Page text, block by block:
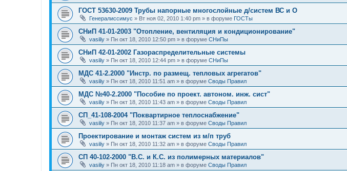
ГОСТ 53630-2009 Трубы напорные многослойные д/систем ВС и О
Генералиссимус » Вт ноя 02, 2010 1:40 pm » в форуме ГОСТы
СНиП 41-01-2003 "Отопление, вентиляция и кондиционирование"
vasiliy » Пн окт 18, 2010 12:50 pm » в форуме СНиПы
СНиП 42-01-2002 Газораспределительные системы
vasiliy » Пн окт 18, 2010 12:44 pm » в форуме СНиПы
МДС 41-2.2000 "Инстр. по размещ. тепловых агрегатов"
vasiliy » Пн окт 18, 2010 11:51 am » в форуме Своды Правил
МДС №40-2.2000 "Пособие по проект. автоном. инж. сист"
vasiliy » Пн окт 18, 2010 11:43 am » в форуме Своды Правил
СП_41-108-2004 "Поквартирное теплоснабжение"
vasiliy » Пн окт 18, 2010 11:37 am » в форуме Своды Правил
Проектирование и монтаж систем из м/п труб
vasiliy » Пн окт 18, 2010 11:32 am » в форуме Своды Правил
СП 40-102-2000 "В.С. и К.С. из полимерных материалов"
vasiliy » Пн окт 18, 2010 11:18 am » в форуме Своды Правил